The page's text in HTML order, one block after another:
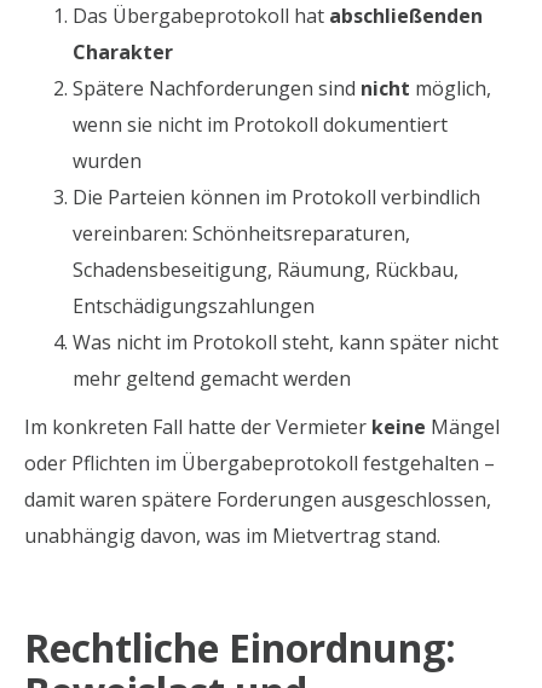
Das Übergabeprotokoll hat abschließenden
Charakter
Spätere Nachforderungen sind nicht möglich,
wenn sie nicht im Protokoll dokumentiert
wurden
Die Parteien können im Protokoll verbindlich
vereinbaren: Schönheitsreparaturen,
Schadensbeseitigung, Räumung, Rückbau,
Entschädigungszahlungen
Was nicht im Protokoll steht, kann später nicht
mehr geltend gemacht werden
Im konkreten Fall hatte der Vermieter keine Mängel
oder Pflichten im Übergabeprotokoll festgehalten –
damit waren spätere Forderungen ausgeschlossen,
unabhängig davon, was im Mietvertrag stand.
Rechtliche Einordnung: